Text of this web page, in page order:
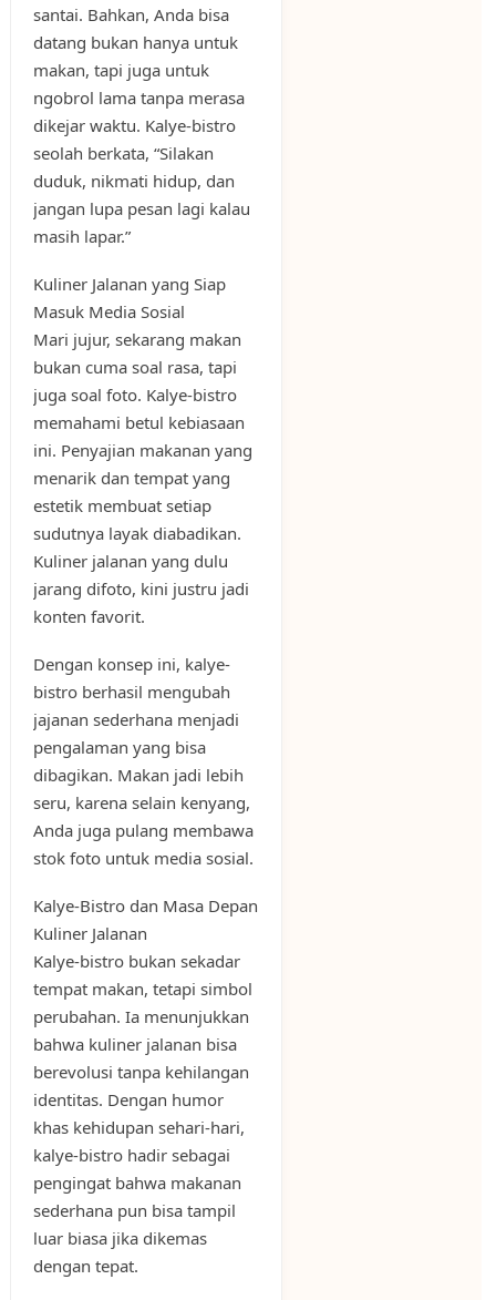
santai. Bahkan, Anda bisa
datang bukan hanya untuk
makan, tapi juga untuk
ngobrol lama tanpa merasa
dikejar waktu. Kalye-bistro
seolah berkata, “Silakan
duduk, nikmati hidup, dan
jangan lupa pesan lagi kalau
masih lapar.”
Kuliner Jalanan yang Siap
Masuk Media Sosial
Mari jujur, sekarang makan
bukan cuma soal rasa, tapi
juga soal foto. Kalye-bistro
memahami betul kebiasaan
ini. Penyajian makanan yang
menarik dan tempat yang
estetik membuat setiap
sudutnya layak diabadikan.
Kuliner jalanan yang dulu
jarang difoto, kini justru jadi
konten favorit.
Dengan konsep ini, kalye-
bistro berhasil mengubah
jajanan sederhana menjadi
pengalaman yang bisa
dibagikan. Makan jadi lebih
seru, karena selain kenyang,
Anda juga pulang membawa
stok foto untuk media sosial.
Kalye-Bistro dan Masa Depan
Kuliner Jalanan
Kalye-bistro bukan sekadar
tempat makan, tetapi simbol
perubahan. Ia menunjukkan
bahwa kuliner jalanan bisa
berevolusi tanpa kehilangan
identitas. Dengan humor
khas kehidupan sehari-hari,
kalye-bistro hadir sebagai
pengingat bahwa makanan
sederhana pun bisa tampil
luar biasa jika dikemas
dengan tepat.